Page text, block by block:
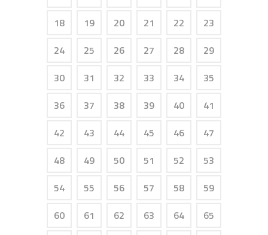
18
19 20 21 22
23
24
25 26 27 28
29
30
31 32 33 34
35
36
37 38 39 40
41
42
43 44 45 46
47
48
49 50 51 52
53
54
55 56 57 58
59
60
61 62 63 64
65